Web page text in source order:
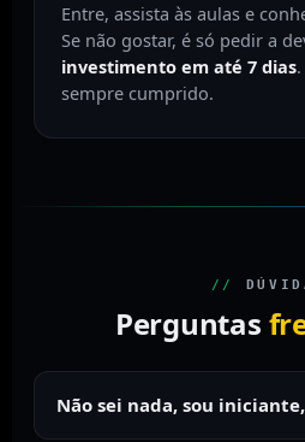
Entre, assista às aulas e
Se não gostar, é só pedir a
investimento em até 7 dias
sempre cumprido.
//
Perguntas
Não sei nada, sou